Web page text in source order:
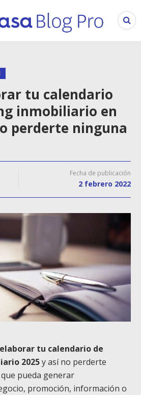
tu calendario
inmobiliario en
perderte ninguna
Fecha de publicación
2 febrero 2022
tu calendario de
2025y así no perderte
pueda generar
promoción, información o